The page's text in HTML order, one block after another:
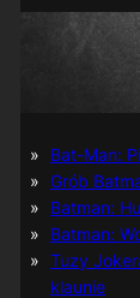
Bat-Man:
Grób
Batman:
Batman:
Tuzy
klaunie